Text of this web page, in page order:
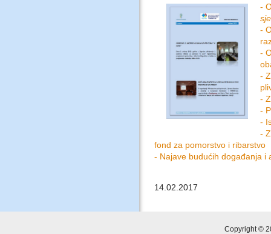
-
-
-
-
-
-
-
-
fond za pomorstvo i ribarstvo
- Najave budućih događanja i
14.02.2017
Copyright ©